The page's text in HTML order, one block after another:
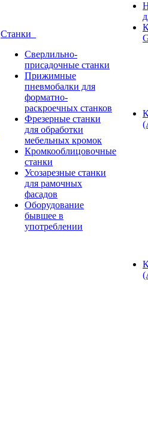
Станки
Сверлильно-
присадочные станки
Прижимные
пневмобалки для
форматно-
раскроечных станков
Фрезерные станки
для обработки
мебельных кромок
Кромкооблицовочные
станки
Усозарезные станки
для рамочных
фасадов
Оборудование
бывшее в
употреблении